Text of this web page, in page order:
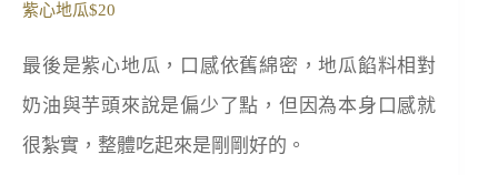
紫心地瓜$20
最後是紫心地瓜，口感依舊綿密，地瓜餡料相對
奶油與芋頭來說是偏少了點，但因為本身口感就
很紮實，整體吃起來是剛剛好的。